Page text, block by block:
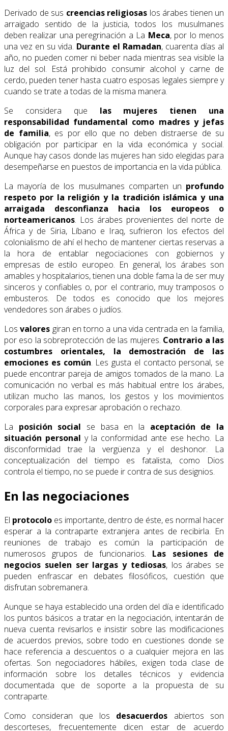
Derivado de sus creencias religiosas los árabes tienen un
arraigado sentido de la justicia, todos los musulmanes
deben realizar una peregrinación a La Meca, por lo menos
una vez en su vida. Durante el Ramadan, cuarenta días al
año, no pueden comer ni beber nada mientras sea visible la
luz del sol. Está prohibido consumir alcohol y carne de
cerdo, pueden tener hasta cuatro esposas legales siempre y
cuando se trate a todas de la misma manera.
Se considera que las mujeres tienen una
responsabilidad fundamental como madres y jefas
de familia, es por ello que no deben distraerse de su
obligación por participar en la vida económica y social.
Aunque hay casos donde las mujeres han sido elegidas para
desempeñarse en puestos de importancia en la vida pública.
La mayoría de los musulmanes comparten un profundo
respeto por la religión y la tradición islámica y una
arraigada desconfianza hacia los europeos o
norteamericanos. Los árabes provenientes del norte de
África y de Siria, Líbano e Iraq, sufrieron los efectos del
colonialismo de ahí el hecho de mantener ciertas reservas a
la hora de entablar negociaciones con gobiernos y
empresas de estilo europeo. En general, los árabes son
amables y hospitalarios, tienen una doble fama la de ser muy
sinceros y confiables o, por el contrario, muy tramposos o
embusteros. De todos es conocido que los mejores
vendedores son árabes o judíos.
Losvalores giran en torno a una vida centrada en la familia,
por eso la sobreprotección de las mujeres. Contrario a las
costumbres orientales, la demostración de las
emociones es común. Les gusta el contacto personal, se
puede encontrar pareja de amigos tomados de la mano. La
comunicación no verbal es más habitual entre los árabes,
utilizan mucho las manos, los gestos y los movimientos
corporales para expresar aprobación o rechazo.
La posición social se basa en la aceptación de la
situación personal y la conformidad ante ese hecho. La
disconformidad trae la vergüenza y el deshonor. La
conceptualización del tiempo es fatalista, como Dios
controla el tiempo, no se puede ir contra de sus designios.
En las negociaciones
El protocolo es importante, dentro de éste, es normal hacer
esperar a la contraparte extranjera antes de recibirla. En
reuniones de trabajo es común la participación de
numerosos grupos de funcionarios. Las sesiones de
negocios suelen ser largas y tediosas, los árabes se
pueden enfrascar en debates filosóficos, cuestión que
disfrutan sobremanera.
Aunque se haya establecido una orden del día e identificado
los puntos básicos a tratar en la negociación, intentarán de
nueva cuenta revisarlos e insistir sobre las modificaciones
de acuerdos previos, sobre todo en cuestiones donde se
hace referencia a descuentos o a cualquier mejora en las
ofertas. Son negociadores hábiles, exigen toda clase de
información sobre los detalles técnicos y evidencia
documentada que de soporte a la propuesta de su
contraparte.
Como consideran que los desacuerdos abiertos son
descorteses, frecuentemente dicen estar de acuerdo